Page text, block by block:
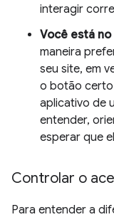
interagir
Você está
maneira
seu site, em
o botão certo
aplicativo de
entender,
esperar que
Controlar o
Para entender a